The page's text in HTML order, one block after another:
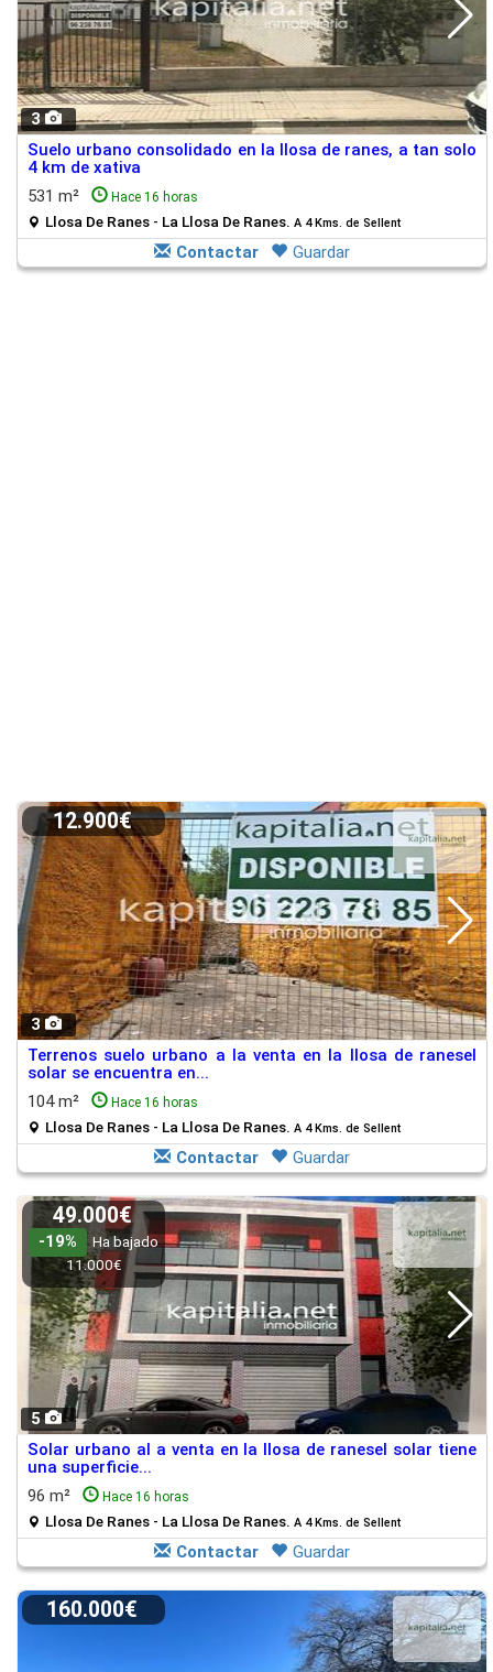
3
Suelo urbano consolidado en la llosa de ranes, a tan solo
4 km de xativa
531 m²
Hace 16 horas
Llosa De Ranes - La Llosa De Ranes. A 4 Kms. de Sellent
Contactar Guardar
3
12.900€
Terrenos suelo urbano a la venta en la llosa de ranesel
solar se encuentra en...
104 m²
Hace 16 horas
Llosa De Ranes - La Llosa De Ranes. A 4 Kms. de Sellent
Contactar Guardar
5
49.000€
-19%
Ha bajado
11.000€
Solar urbano al a venta en la llosa de ranesel solar tiene
una superficie...
96 m²
Hace 16 horas
Llosa De Ranes - La Llosa De Ranes. A 4 Kms. de Sellent
Contactar Guardar
160.000€